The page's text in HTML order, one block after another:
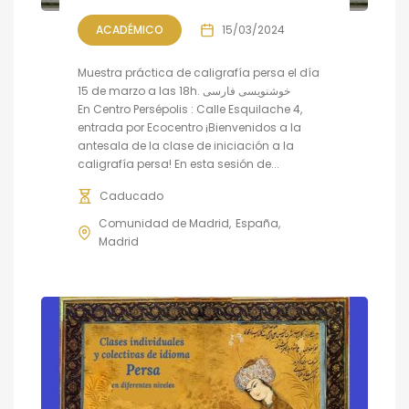
ACADÉMICO 15/03/2024
Muestra práctica de caligrafía persa el día
15 de marzo a las 18h. خوشنویسی فارسی
En Centro Persépolis : Calle Esquilache 4,
entrada por Ecocentro ¡Bienvenidos a la
antesala de la clase de iniciación a la
caligrafía persa! En esta sesión de...
Caducado
Comunidad de Madrid España
Madrid